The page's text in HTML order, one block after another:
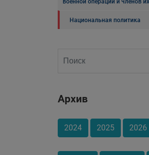
военной операции и членов
Национальная политика
Архив
2024 2025 2026